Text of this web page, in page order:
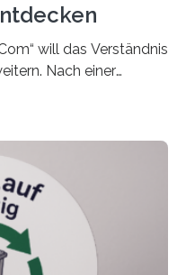
will das Verständnis
Nach einer
ist nun eine große
damit, wie ein
dieser Prozess
Grünes Licht für
gestartete
Oldenburg für